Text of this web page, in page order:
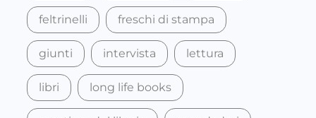
feltrinelli freschi di stampa
giunti intervista lettura
libri long life books